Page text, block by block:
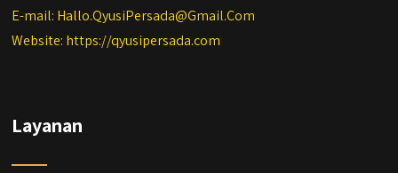
E-mail: Hallo.QyusiPersada@Gmail.Com
Website: https://qyusipersada.com
Layanan